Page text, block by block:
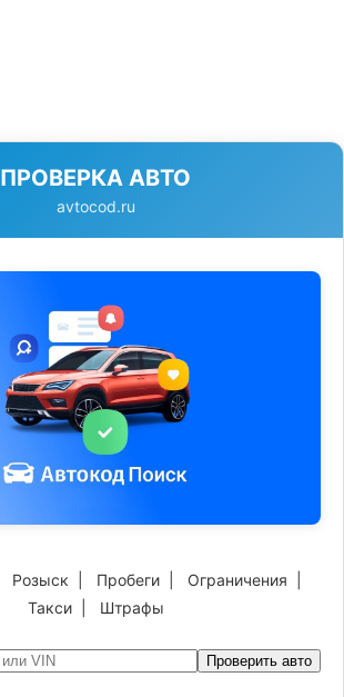
ПРОВЕРКА АВТО
avtocod.ru
Розыск Пробеги Ограничения
Такси| Штрафы
Проверить авто